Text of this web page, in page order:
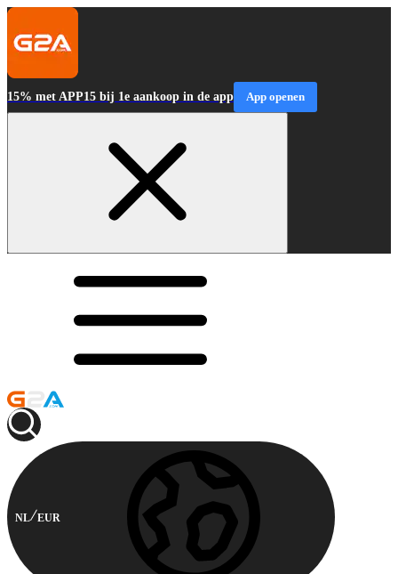
15% met APP15 bij 1e aankoop in de app App openen
NL EUR